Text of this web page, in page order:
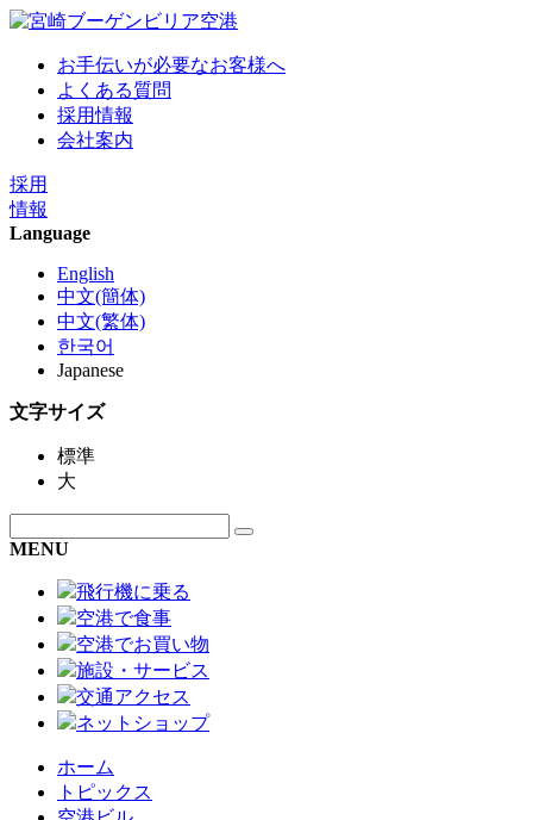
お手伝いが必要なお客様へ
よくある質問
採用情報
会社案内
採用
情報
Language
English
中文(簡体)
中文(繁体)
한국어
Japanese
文字サイズ
標準
大
MENU
飛行機に乗る
空港で食事
空港でお買い物
施設・サービス
交通アクセス
ネットショップ
ホーム
トピックス